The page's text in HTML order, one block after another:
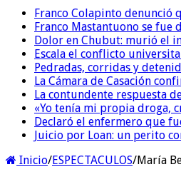
Franco Colapinto denunció
Franco Mastantuono se
Dolor en Chubut: murió el
Escala el conflicto
Pedradas, corridas y
La Cámara de Casación
La contundente respuesta
«Yo tenía mi propia droga,
Declaró el enfermero que
Juicio por Loan: un perito
Inicio/ESPECTACULOS/María